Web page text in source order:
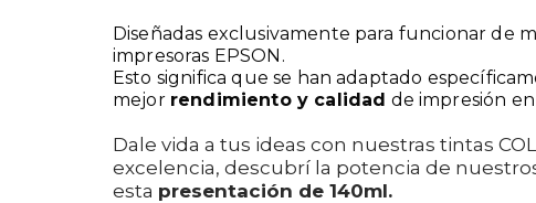
Diseñadas exclusivamente para funcionar de
impresoras EPSON.
Esto significa que se han adaptado
mejor rendimiento y calidad de impresión
Dale vida a tus ideas con nuestras tintas
excelencia, descubrí la potencia de
esta presentación de 140ml.